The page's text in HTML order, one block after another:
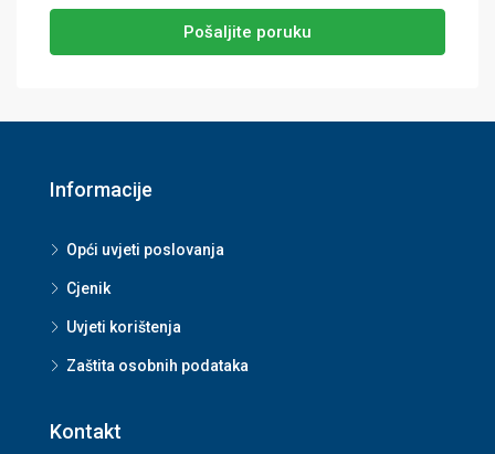
Pošaljite poruku
Informacije
Opći uvjeti poslovanja
Cjenik
Uvjeti korištenja
Zaštita osobnih podataka
Kontakt